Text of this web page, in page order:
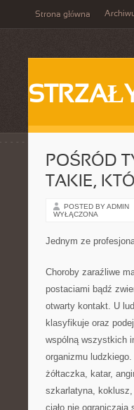
Strona główna
POŚRÓD
TAKIE,
POSTED BY ADMIN
WYŁĄCZONA
Jednym ze
Choroby zaraźliwe
postaciami bądź
otwarty kontakt. U
klasyfikuje oraz
wspólną wszystkich
organizmu
żółtaczka, katar,
szkarlatyna,
ciało nie